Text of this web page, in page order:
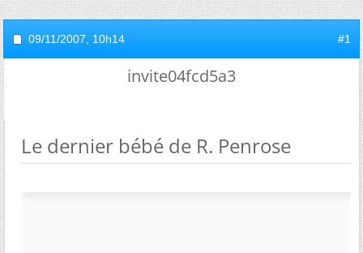
09/11/2007, 10h14 #1
invite04fcd5a3
Le dernier bébé de R. Penrose